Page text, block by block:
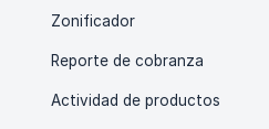
Zonificador
Reporte de cobranza
Actividad de productos